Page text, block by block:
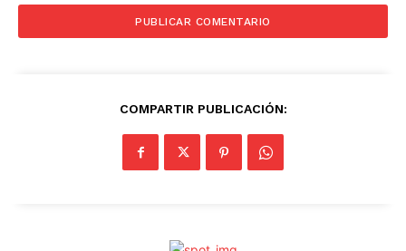
COMPARTIR PUBLICACIÓN: